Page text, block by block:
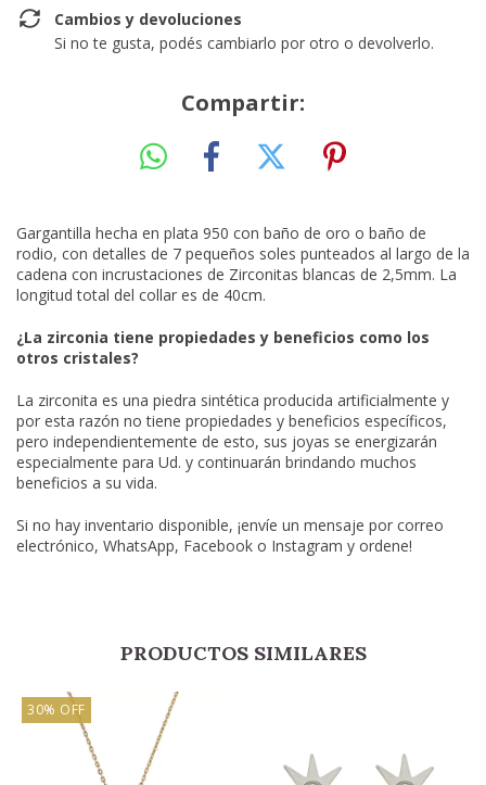
Cambios y devoluciones
Si no te gusta, podés cambiarlo por otro o devolverlo.
Compartir:
Gargantilla hecha en plata 950 con baño de oro o baño de
rodio, con detalles de 7 pequeños soles punteados al largo de la
cadena con incrustaciones de Zirconitas blancas de 2,5mm. La
longitud total del collar es de 40cm.
¿La zirconia tiene propiedades y beneficios como los
otros cristales?
La zirconita es una piedra sintética producida artificialmente y
por esta razón no tiene propiedades y beneficios específicos,
pero independientemente de esto, sus joyas se energizarán
especialmente para Ud. y continuarán brindando muchos
beneficios a su vida.
Si no hay inventario disponible, ¡envíe un mensaje por correo
electrónico, WhatsApp, Facebook o Instagram y ordene!
PRODUCTOS SIMILARES
30% OFF